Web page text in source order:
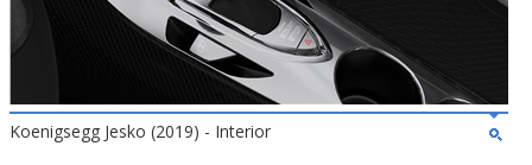
Koenigsegg Jesko (2019) - Interior